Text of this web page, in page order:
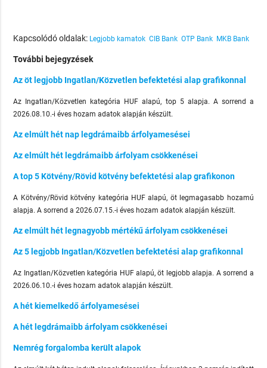
Kapcsolódó oldalak: Legjobb kamatok CIB Bank OTP Bank MKB Bank
További bejegyzések
Az öt legjobb Ingatlan/Közvetlen befektetési alap grafikonnal
Az Ingatlan/Közvetlen kategória HUF alapú, top 5 alapja. A sorrend a
2026.08.10.-i éves hozam adatok alapján készült.
Az elmúlt hét nap legdrámaibb árfolyamesései
Az elmúlt hét legdrámaibb árfolyam csökkenései
A top 5 Kötvény/Rövid kötvény befektetési alap grafikonon
A Kötvény/Rövid kötvény kategória HUF alapú, öt legmagasabb hozamú
alapja. A sorrend a 2026.07.15.-i éves hozam adatok alapján készült.
Az elmúlt hét legnagyobb mértékű árfolyam csökkenései
Az 5 legjobb Ingatlan/Közvetlen befektetési alap grafikonnal
Az Ingatlan/Közvetlen kategória HUF alapú, öt legjobb alapja. A sorrend a
2026.06.10.-i éves hozam adatok alapján készült.
A hét kiemelkedő árfolyamesései
A hét legdrámaibb árfolyam csökkenései
Nemrég forgalomba került alapok